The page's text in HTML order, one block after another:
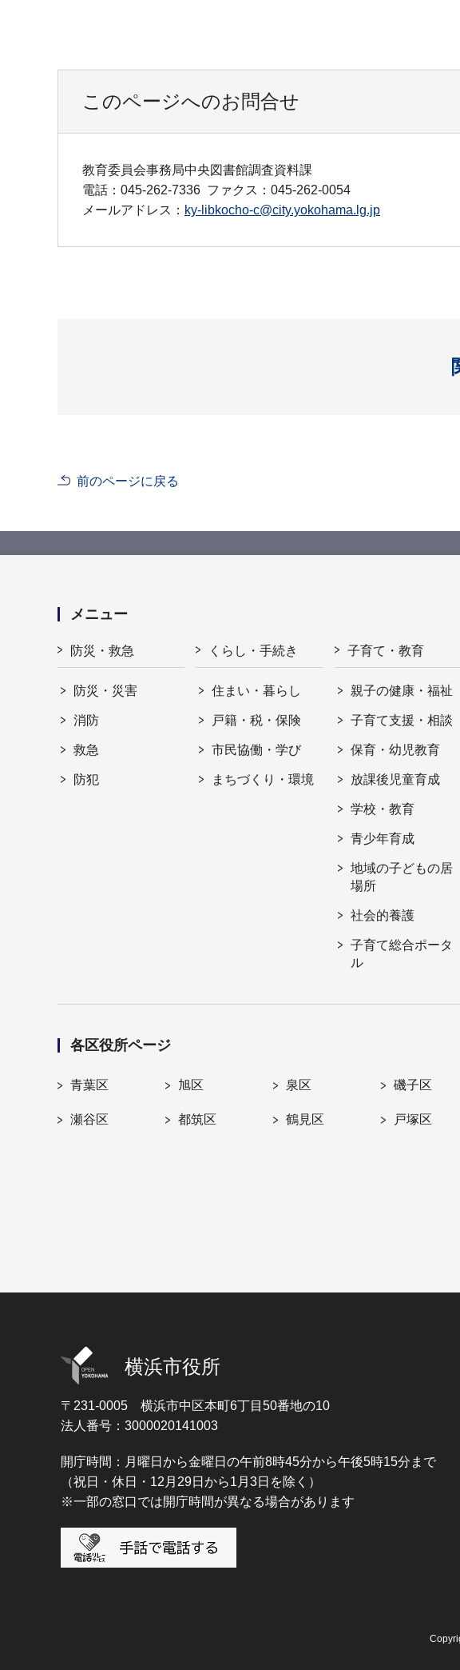
このページへのお問合せ
教育委員会事務局中央図書館調査資料課
電話：045-262-7336 ファクス：045-262-0054
メールアドレス： ky-libkocho-c@city.yokohama.lg.jp
前のページに戻る
メニュー
防災・救急
防災・災害
消防
救急
防犯
くらし・手続き
住まい・暮らし
戸籍・税・保険
市民協働・学び
まちづくり・環境
子育て・教育
親子の健康・福祉
子育て支援・相談
保育・幼児教育
放課後児童育成
学校・教育
青少年育成
地域の子どもの居
場所
社会的養護
子育て総合ポータ
ル
各区役所ページ
青葉区 旭区 泉区 磯子区
瀬谷区 都筑区 鶴見区 戸塚区
横浜市役所
〒231-0005 横浜市中区本町6丁目50番地の10
法人番号：3000020141003
開庁時間：月曜日から金曜日の午前8時45分から午後5時15分まで
（祝日・休日・12月29日から1月3日を除く）
※一部の窓口では開庁時間が異なる場合があります